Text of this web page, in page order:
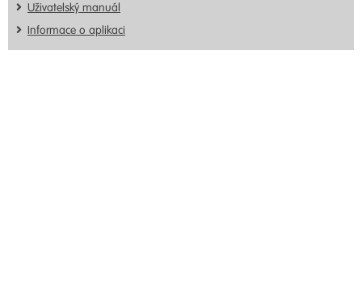
Uživatelský manuál
Informace o aplikaci